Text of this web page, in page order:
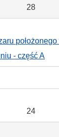
28
- część A
24